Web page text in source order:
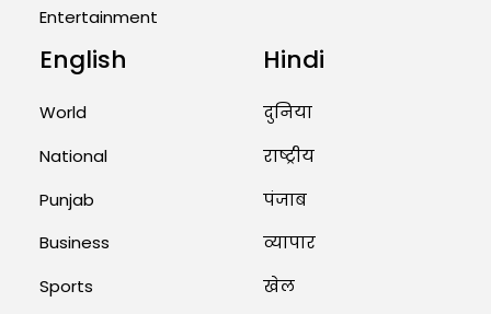
August 2, 2026 11:04 AM
Unique Wedding: Twin Sisters
Priests Conducting Rituals...
August 1, 2026 11:24 AM
Entertainment
English
World
National
Punjab
Business
Sports
Hindi
दुनिया
राष्ट्रीय
पंजाब
व्यापार
खेल